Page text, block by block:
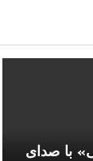
با صدای